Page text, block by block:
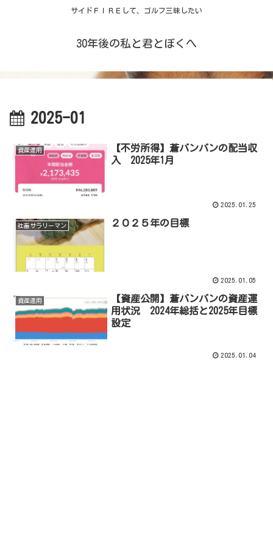
サイドＦＩＲＥして、ゴルフ三昧したい
30年後の私と君とぼくへ
2025-01
資産運用
【不労所得】蒼バンバンの配当収
入 2025年1月
2025.01.25
社畜サラリーマン ２０２５年の目標
2025.01.05
資産運用
【資産公開】蒼バンバンの資産運
用状況 2024年総括と2025年目標
設定
2025.01.04